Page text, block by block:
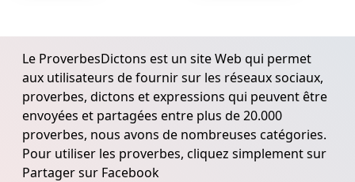
Le ProverbesDictons est un site Web qui permet
aux utilisateurs de fournir sur les réseaux sociaux,
proverbes, dictons et expressions qui peuvent être
envoyées et partagées entre plus de 20.000
proverbes, nous avons de nombreuses catégories.
Pour utiliser les proverbes, cliquez simplement sur
Partager sur Facebook